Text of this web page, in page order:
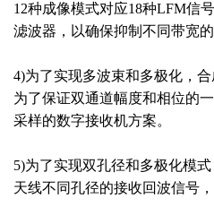
12种成像模式对应18种LFM信
滤波器，以确保抑制不同带宽的
4)为了实现多波束和多极化，
为了保证双通道幅度和相位的
采样的数字接收机方案。
5)为了实现双孔径和多极化模
天线不同孔径的接收回波信号